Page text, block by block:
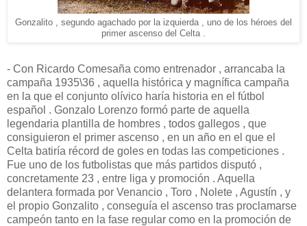
Gonzalito , segundo agachado por la izquierda , uno de los héroes del
primer ascenso del Celta .
- Con Ricardo Comesaña como entrenador , arrancaba la
campaña 1935\36 , aquella histórica y magnífica campaña
en la que el conjunto olívico haría historia en el fútbol
español . Gonzalo Lorenzo formó parte de aquella
legendaria plantilla de hombres , todos gallegos , que
consiguieron el primer ascenso , en un año en el que el
Celta batiría récord de goles en todas las competiciones .
Fue uno de los futbolistas que más partidos disputó ,
concretamente 23 , entre liga y promoción . Aquella
delantera formada por Venancio , Toro , Nolete , Agustín , y
el propio Gonzalito , conseguía el ascenso tras proclamarse
campeón tanto en la fase regular como en la promoción de